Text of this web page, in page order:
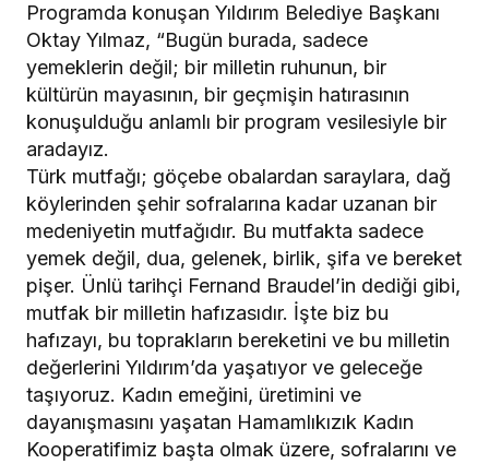
Programda konuşan Yıldırım Belediye Başkanı
Oktay Yılmaz, “Bugün burada, sadece
yemeklerin değil; bir milletin ruhunun, bir
kültürün mayasının, bir geçmişin hatırasının
konuşulduğu anlamlı bir program vesilesiyle bir
aradayız.
Türk mutfağı; göçebe obalardan saraylara, dağ
köylerinden şehir sofralarına kadar uzanan bir
medeniyetin mutfağıdır. Bu mutfakta sadece
yemek değil, dua, gelenek, birlik, şifa ve bereket
pişer. Ünlü tarihçi Fernand Braudel’in dediği gibi,
mutfak bir milletin hafızasıdır. İşte biz bu
hafızayı, bu toprakların bereketini ve bu milletin
değerlerini Yıldırım’da yaşatıyor ve geleceğe
taşıyoruz. Kadın emeğini, üretimini ve
dayanışmasını yaşatan Hamamlıkızık Kadın
Kooperatifimiz başta olmak üzere, sofralarını ve